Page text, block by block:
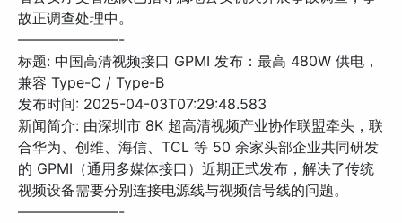
故正调查处理中。
———————-
标题: 中国高清视频接口 GPMI 发布：最高 480W 供电，
兼容 Type-C / Type-B
发布时间: 2025-04-03T07:29:48.583
新闻简介: 由深圳市 8K 超高清视频产业协作联盟牵头，联
合华为、创维、海信、TCL 等 50 余家头部企业共同研发
的 GPMI（通用多媒体接口）近期正式发布，解决了传统
视频设备需要分别连接电源线与视频信号线的问题。
———————-